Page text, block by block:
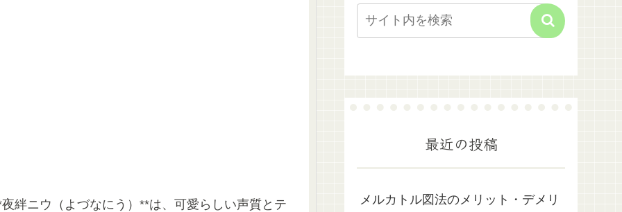
絆ニウ（よづなにう）**は、可愛らしい声質とテ
最近の投稿
メルカトル図法のメリット・デメリ